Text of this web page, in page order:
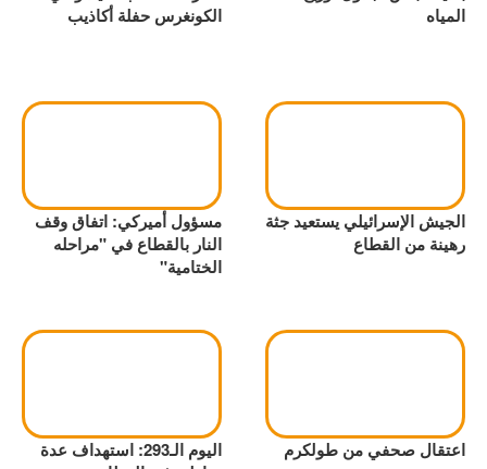
المياه
الكونغرس حفلة أكاذيب
الجيش الإسرائيلي يستعيد جثة
رهينة من القطاع
مسؤول أميركي: اتفاق وقف
النار بالقطاع في "مراحله
الختامية"
اعتقال صحفي من طولكرم
اليوم الـ293: استهداف عدة